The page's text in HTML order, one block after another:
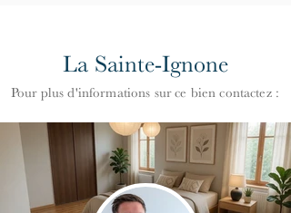
La Sainte-Ignone
Pour plus d'informations sur ce bien contactez :